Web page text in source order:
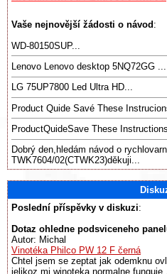
Vaše nejnovější žádosti o návod :
WD-80150SUP...
Lenovo Lenovo desktop 5NQ72GG ...
LG 75UP7800 Led Ultra HD...
Product Quide Savé These
ProductQuideSave These
Dobrý den,hledám návod o
TWK7604/02(CTWK23)děkuji...
Poslední příspěvky v diskuzi:
Dotaz ohledne podsviceneho
Autor: Michal
Vinotéka Philco PW 12 F černá
Chtel jsem se zeptat jak odemknu
jelikoz mi winoteka normalne